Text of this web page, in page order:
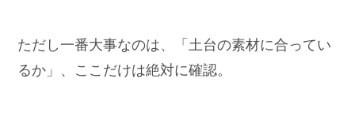
ただし一番大事なのは、「土台の素材に合ってい
るか」、ここだけは絶対に確認。